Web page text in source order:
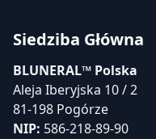
Siedziba Główna
BLUNERAL™ Polska
Aleja Iberyjska 10 / 2
81-198 Pogórze
NIP: 586-218-89-90